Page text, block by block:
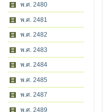
พ.ศ. 2480
พ.ศ. 2481
พ.ศ. 2482
พ.ศ. 2483
พ.ศ. 2484
พ.ศ. 2485
พ.ศ. 2487
พ.ศ. 2489